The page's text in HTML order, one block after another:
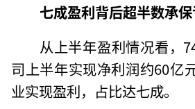
七成盈利背后超半数承
从上半年盈利情况看，
司上半年实现净利润约60亿
业实现盈利，占比达七成。